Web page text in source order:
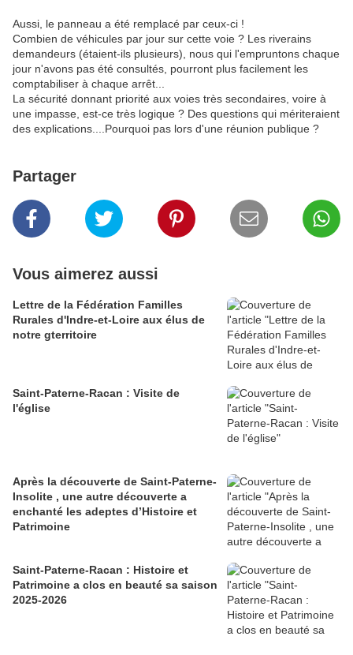
Aussi, le panneau a été remplacé par ceux-ci !
Combien de véhicules par jour sur cette voie ? Les riverains
demandeurs (étaient-ils plusieurs), nous qui l'empruntons chaque
jour n'avons pas été consultés, pourront plus facilement les
comptabiliser à chaque arrêt...
La sécurité donnant priorité aux voies très secondaires, voire à
une impasse, est-ce très logique ? Des questions qui mériteraient
des explications....Pourquoi pas lors d'une réunion publique ?
Partager
Vous aimerez aussi
Lettre de la Fédération Familles
Rurales d'Indre-et-Loire aux élus de
notre gterritoire
Saint-Paterne-Racan : Visite de
l'église
Après la découverte de Saint-Paterne-
Insolite , une autre découverte a
enchanté les adeptes d’Histoire et
Patrimoine
Saint-Paterne-Racan : Histoire et
Patrimoine a clos en beauté sa saison
2025-2026